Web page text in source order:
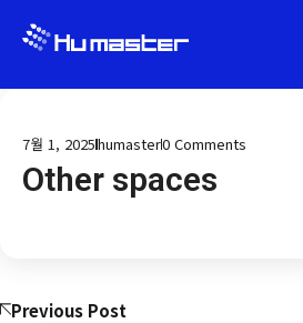
7월 1, 2025humaster0 Comments
Other spaces
Previous Post